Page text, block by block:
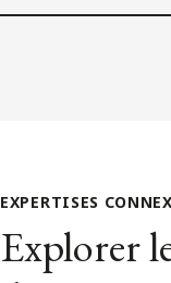
EXPERTISES
Explorer